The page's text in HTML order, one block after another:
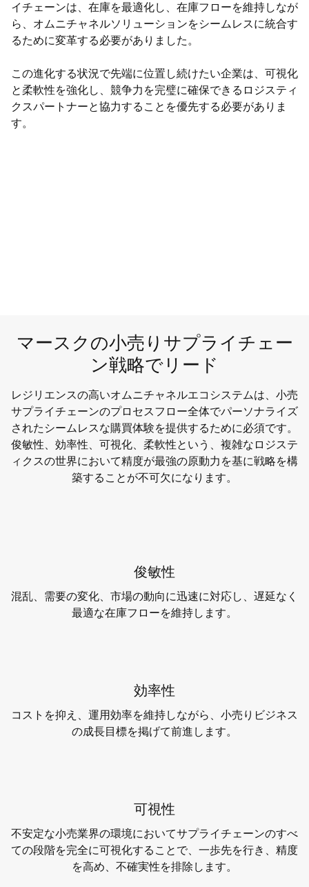
イチェーンは、在庫を最適化し、在庫フローを維持しなが
ら、オムニチャネルソリューションをシームレスに統合す
るために変革する必要がありました。
この進化する状況で先端に位置し続けたい企業は、可視化
と柔軟性を強化し、競争力を完璧に確保できるロジスティ
クスパートナーと協力することを優先する必要がありま
す。
マースクの小売りサプライチェー
ン戦略でリード
レジリエンスの高いオムニチャネルエコシステムは、小売
サプライチェーンのプロセスフロー全体でパーソナライズ
されたシームレスな購買体験を提供するために必須です。
俊敏性、効率性、可視化、柔軟性という、複雑なロジステ
ィクスの世界において精度が最強の原動力を基に戦略を構
築することが不可欠になります。
俊敏性
混乱、需要の変化、市場の動向に迅速に対応し、遅延なく
最適な在庫フローを維持します。
効率性
コストを抑え、運用効率を維持しながら、小売りビジネス
の成長目標を掲げて前進します。
可視性
不安定な小売業界の環境においてサプライチェーンのすべ
ての段階を完全に可視化することで、一歩先を行き、精度
を高め、不確実性を排除します。